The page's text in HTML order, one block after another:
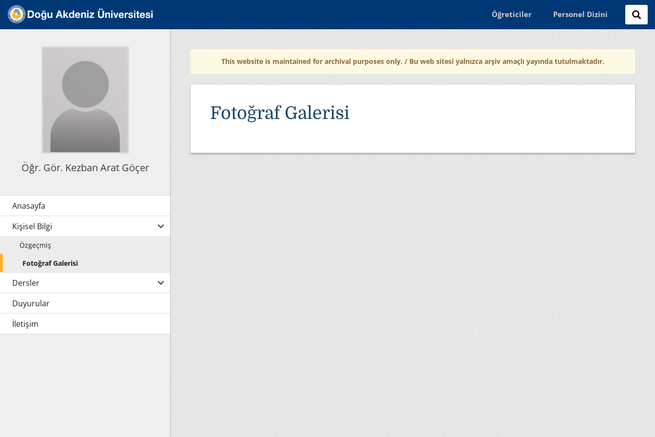
Öğreticiler Personel Dizini
This website is maintained for archival purposes only. / Bu web sitesi yalnızca arşiv amaçlı yayında tutulmaktadır.
Fotoğraf Galerisi
Öğr. Gör. Kezban Arat Göçer
Kişisel Bilgi
Özgeçmiş
Fotoğraf Galerisi
Dersler
Duyurular
İletişim